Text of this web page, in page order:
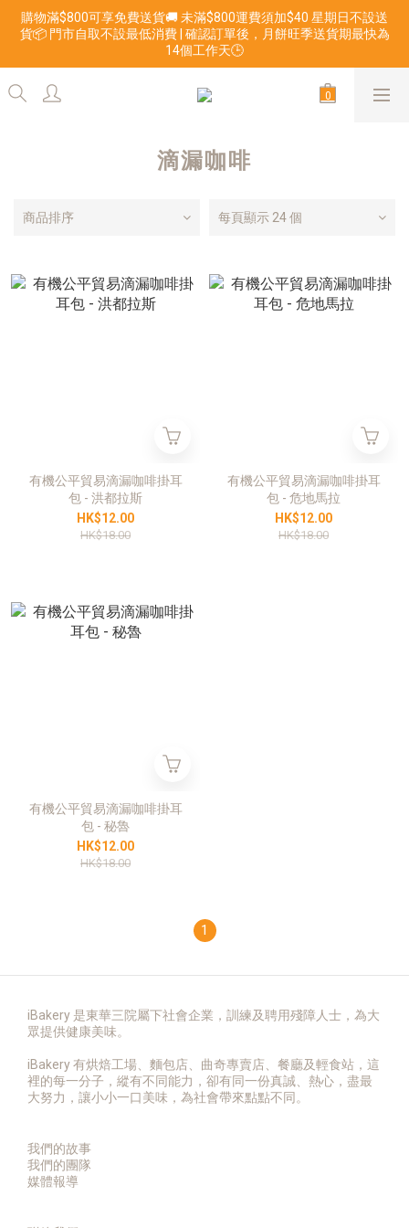
購物滿$800可享免費送貨🚚 未滿$800運費須加$40 星期日不設送
貨📦 門市自取不設最低消費 | 確認訂單後，月餅旺季送貨期最快為
14個工作天🕒
滴漏咖啡
商品排序 每頁顯示 24 個
有機公平貿易滴漏咖啡掛耳
包 - 洪都拉斯
HK$12.00
HK$18.00
有機公平貿易滴漏咖啡掛耳
包 - 危地馬拉
HK$12.00
HK$18.00
有機公平貿易滴漏咖啡掛耳
包 - 秘魯
HK$12.00
HK$18.00
1
iBakery 是東華三院屬下社會企業，訓練及聘用殘障人士，為大
眾提供健康美味。
iBakery 有烘焙工場、麵包店、曲奇專賣店、餐廳及輕食站，這
裡的每一分子，縱有不同能力，卻有同一份真誠、熱心，盡最
大努力，讓小小一口美味，為社會帶來點點不同。
我們的故事
我們的團隊
媒體報導